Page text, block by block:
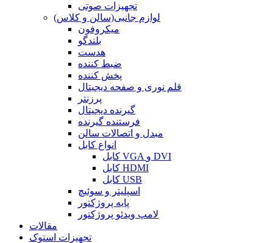
تجهیزات صوتی
لوازم جانبی(سالن و کلاس)
میکروفون
بلندگو
هدست
ضبط کننده
پخش کننده
قلم نوری و صفحه دیجیتال
پرزنتر
گیرنده دیجیتال
فرستنده گیرنده
مبدل و اتصالات سالن
انواع کابل
کابل VGA و DVI
کابل HDMI
کابل USB
اسپلیتر و سوئیچ
پایه پروژکتور
لامپ ویدئو پروژکتور
مقالات
تجهیزات استوک